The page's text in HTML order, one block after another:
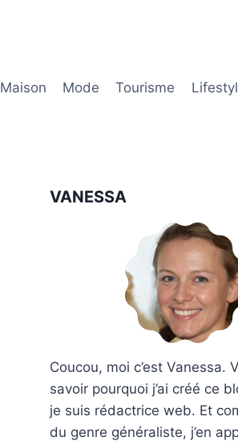
Maison Mode Tourisme
VANESSA
Coucou, moi c’est Vanessa.
savoir pourquoi j’ai créé ce
je suis rédactrice web. Et
du genre généraliste, j’en